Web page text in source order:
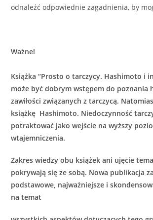
odnaleźć odpowiednie zagadnienia, by
Ważne!
Książka “Prosto o tarczycy. Hashimoto i
może być dobrym wstępem do poznania
zawiłości związanych z tarczycą.
książkę Hashimoto. Niedoczynność
potraktować jako wejście na wyższy
wtajemniczenia.
Zakres wiedzy obu książek ani ujęcie
pokrywają się ze sobą. Nowa publikacja
podstawowe, najważniejsze i
na temat